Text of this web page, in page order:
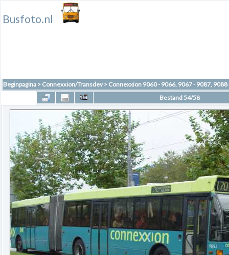
Busfoto.nl
Beginpagina > Connexxion/Transdev> Connexxion 9060 - 9066, 9067 - 9087, 9088
Bestand 54/58